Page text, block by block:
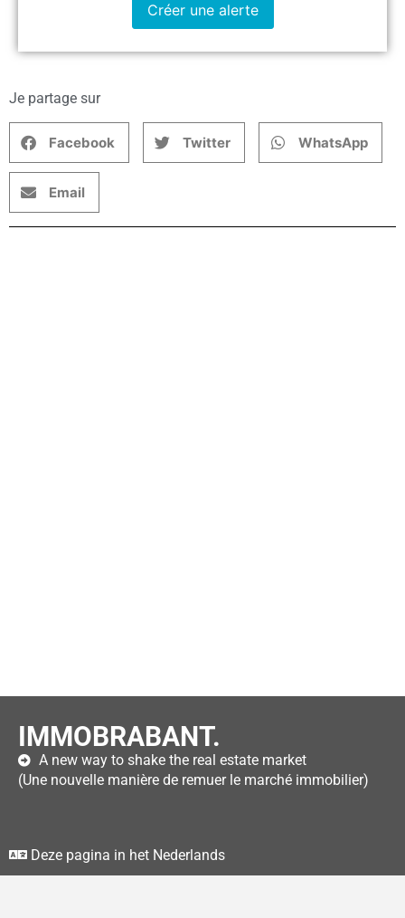
Créer une alerte
Je partage sur
Facebook Twitter WhatsApp
Email
IMMOBRABANT.
A new way to shake the real estate market
(Une nouvelle manière de remuer le marché immobilier)
Deze pagina in het Nederlands